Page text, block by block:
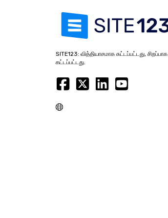
SITE123: வித்தியாசமாக கட்டப்பட்டது, சிறப்பாக
கட்டப்பட்டது.